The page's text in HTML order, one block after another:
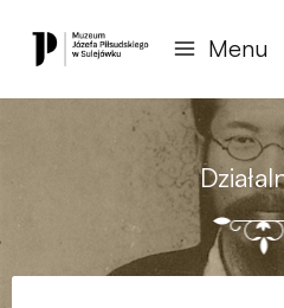
Menu